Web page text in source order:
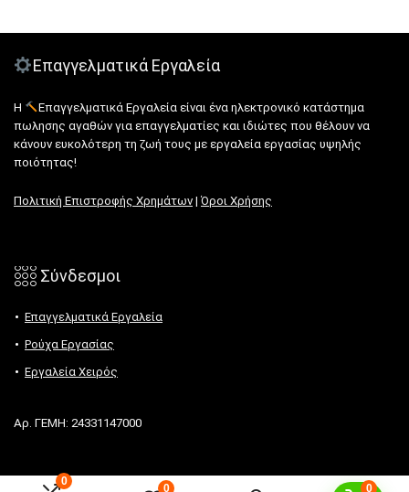
0
0 0
Επαγγελματικά Εργαλεία
Η
Επαγγελματικά Εργαλεία είναι ένα ηλεκτρονικό κατάστημα
πωλησης αγαθών για επαγγελματίες και ιδιώτες που θέλουν να
κάνουν ευκολότερη τη ζωή τους με εργαλεία εργασίας υψηλής
ποιότητας!
Πολιτική Επιστροφής Χρημάτων | Όροι Χρήσης
𓃑 Σύνδεσμοι
Επαγγελματικά Εργαλεία
Ρούχα Εργασίας
Εργαλεία Χειρός
Αρ. ΓΕΜΗ: 24331147000